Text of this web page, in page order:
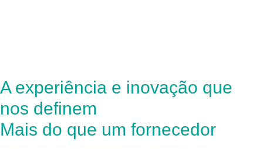
A experiência e inovação que
nos definem
Mais do que um fornecedor